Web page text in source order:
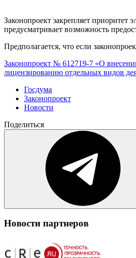
Законопроект закрепляет
предусматривает возможность
Предполагается, что если
Законопроект № 612719-7 «О
лицензированию отдельных видов
Госдума
Законопроект
Новости
Поделиться
Новости партнеров